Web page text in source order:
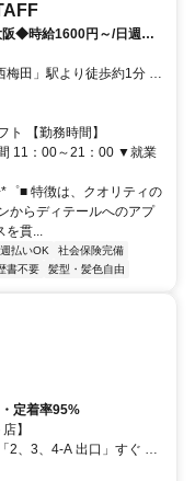
阪◆時給1600円～/日週払
梅田」駅より徒歩約1分 阪
駅より徒歩約2分 JR東西
【勤務時間】
11：00～21：00 ▼就業
゜■ 特徴は、クオリティの
からディテールへのアプ
を貫...
週払いOK
社会保険完備
書不要 髪型・髪色自由
定着率95%
】
2、3、4-A 出口」すぐ 地
/ JR 大阪駅・北新地駅 /